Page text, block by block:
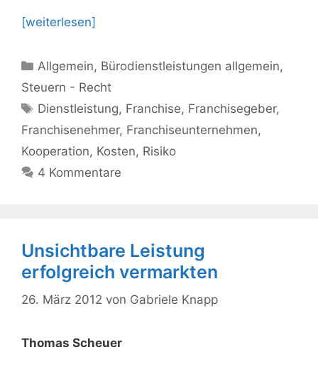
[weiterlesen]
Kategorien
Allgemein, Bürodienstleistungen allgemein,
Steuern - Recht
Schlagwörter
Dienstleistung, Franchise, Franchisegeber,
Franchisenehmer, Franchiseunternehmen,
Kooperation, Kosten, Risiko
4 Kommentare
Unsichtbare Leistung
erfolgreich vermarkten
26. März 2012 von Gabriele Knapp
Thomas Scheuer